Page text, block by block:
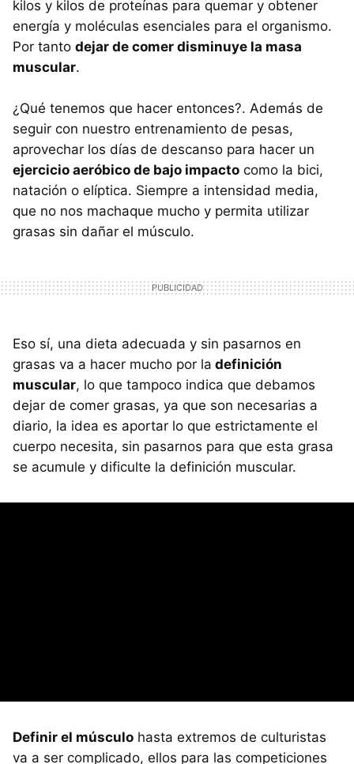
kilos y kilos de proteínas para quemar y obtener
energía y moléculas esenciales para el organismo.
Por tanto dejar de comer disminuye la masa
muscular.
¿Qué tenemos que hacer entonces?. Además de
seguir con nuestro entrenamiento de pesas,
aprovechar los días de descanso para hacer un
ejercicio aeróbico de bajo impacto como la bici,
natación o elíptica. Siempre a intensidad media,
que no nos machaque mucho y permita utilizar
grasas sin dañar el músculo.
Eso sí, una dieta adecuada y sin pasarnos en
grasas va a hacer mucho por la definición
muscular, lo que tampoco indica que debamos
dejar de comer grasas, ya que son necesarias a
diario, la idea es aportar lo que estrictamente el
cuerpo necesita, sin pasarnos para que esta grasa
se acumule y dificulte la definición muscular.
Definir el músculo hasta extremos de culturistas
va a ser complicado, ellos para las competiciones